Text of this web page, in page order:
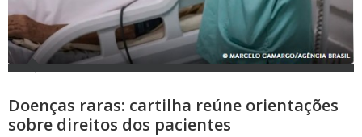
Doenças raras: cartilha reúne orientações
sobre direitos dos pacientes